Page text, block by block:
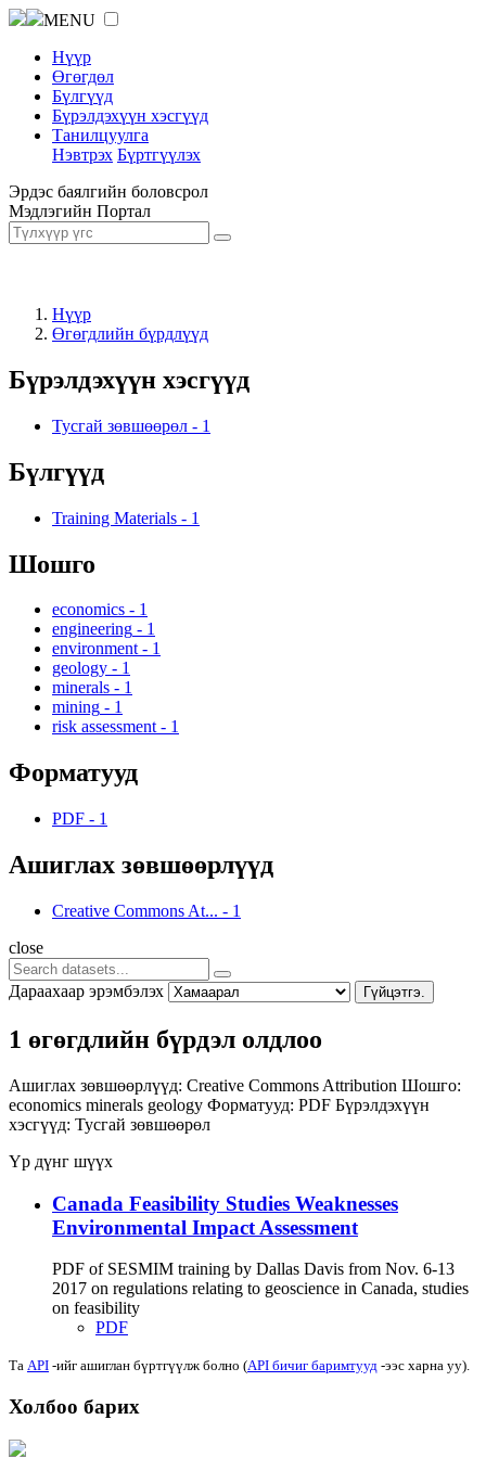
MENU
Нүүр
Өгөгдөл
Бүлгүүд
Бүрэлдэхүүн хэсгүүд
Танилцуулга
Нэвтрэх Бүртгүүлэх
Эрдэс баялгийн боловсрол
Мэдлэгийн Портал
Нүүр
Өгөгдлийн бүрдлүүд
Бүрэлдэхүүн хэсгүүд
Тусгай зөвшөөрөл - 1
Бүлгүүд
Training Materials - 1
Шошго
economics - 1
engineering - 1
environment - 1
geology - 1
minerals - 1
mining - 1
risk assessment - 1
Форматууд
PDF - 1
Ашиглах зөвшөөрлүүд
Creative Commons At... - 1
close
Дараахаар эрэмбэлэх Гүйцэтгэ.
1 өгөгдлийн бүрдэл олдлоо
Ашиглах зөвшөөрлүүд: Creative Commons Attribution Шошго:
economics minerals geology Форматууд: PDF Бүрэлдэхүүн
хэсгүүд: Тусгай зөвшөөрөл
Үр дүнг шүүх
Canada Feasibility Studies Weaknesses
Environmental Impact Assessment
PDF of SESMIM training by Dallas Davis from Nov. 6-13
2017 on regulations relating to geoscience in Canada, studies
on feasibility
PDF
Та API -ийг ашиглан бүртгүүлж болно (API бичиг баримтууд -ээс харна уу).
Холбоо барих